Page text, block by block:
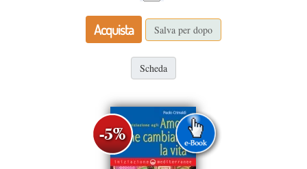
Acquista Salva per dopo
Scheda